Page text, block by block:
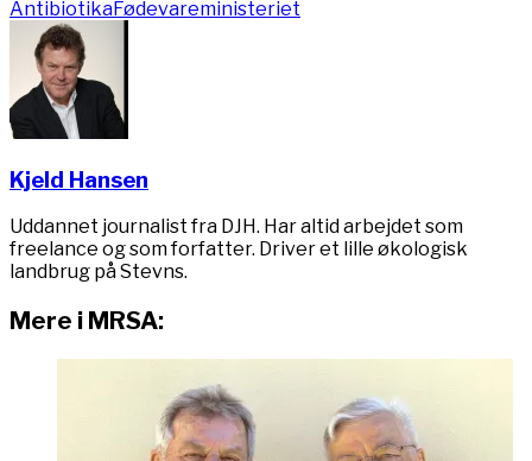
AntibiotikaFødevareministeriet
Kjeld Hansen
Uddannet journalist fra DJH. Har altid arbejdet som
freelance og som forfatter. Driver et lille økologisk
landbrug på Stevns.
Mere i MRSA: